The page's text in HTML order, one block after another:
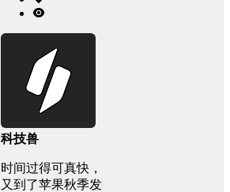
科技兽
时间过得可真快，
又到了苹果秋季发